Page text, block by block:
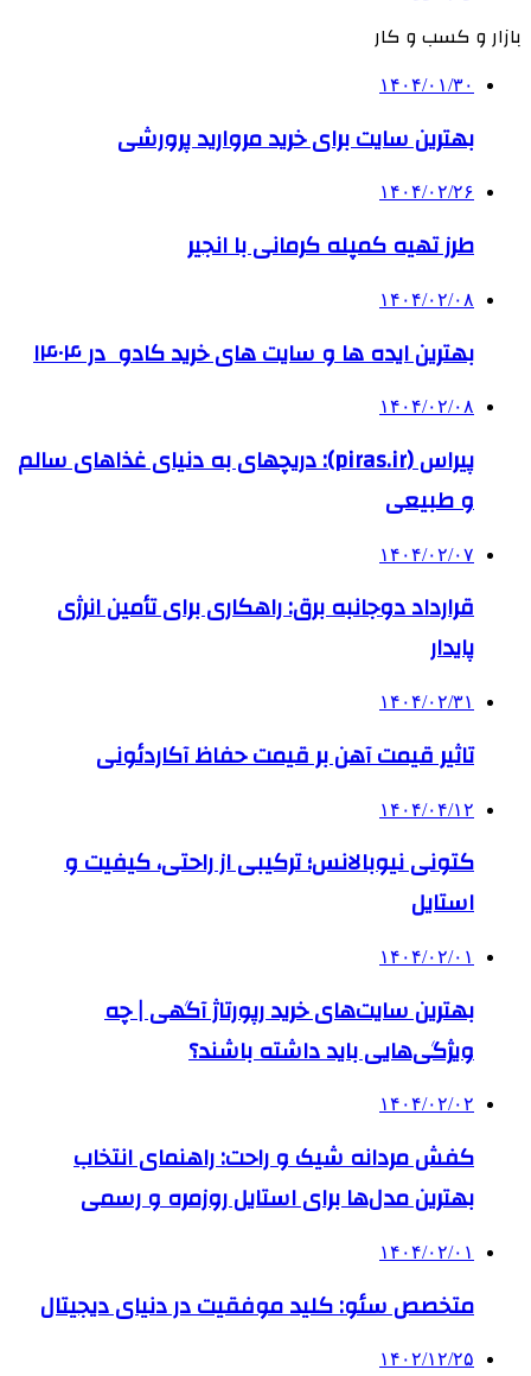
بازار و کسب و کار
۱۴۰۴/۰۱/۳۰
بهترین سایت برای خرید مروارید پرورشی
۱۴۰۴/۰۲/۲۶
طرز تهیه کمپله کرمانی با انجیر
۱۴۰۴/۰۲/۰۸
بهترین ایده ها و سایت های خرید کادو در ۱۴۰۴
۱۴۰۴/۰۲/۰۸
پیراس (piras.ir): دریچهای به دنیای غذاهای سالم
و طبیعی
۱۴۰۴/۰۲/۰۷
قرارداد دوجانبه برق: راهکاری برای تأمین انرژی
پایدار
۱۴۰۴/۰۲/۳۱
تاثیر قیمت آهن بر قیمت حفاظ آکاردئونی
۱۴۰۴/۰۴/۱۲
کتونی نیوبالانس؛ ترکیبی از راحتی، کیفیت و
استایل
۱۴۰۴/۰۲/۰۱
بهترین سایت‌های خرید رپورتاژ آگهی | چه
ویژگی‌هایی باید داشته باشند؟
۱۴۰۴/۰۲/۰۲
کفش مردانه شیک و راحت: راهنمای انتخاب
بهترین مدل‌ها برای استایل روزمره و رسمی
۱۴۰۴/۰۲/۰۱
متخصص سئو: کلید موفقیت در دنیای دیجیتال
۱۴۰۲/۱۲/۲۵